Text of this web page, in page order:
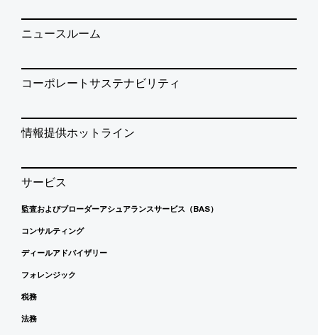
ニュースルーム
コーポレートサステナビリティ
情報提供ホットライン
サービス
監査およびブローダーアシュアランスサービス（BAS）
コンサルティング
ディールアドバイザリー
フォレンジック
税務
法務